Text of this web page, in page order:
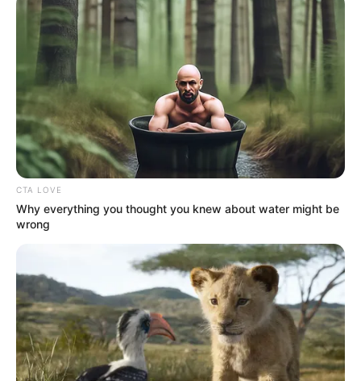
bertambahnya berat badan.
Baca juga:7 Ciri Orang Jenius dan Cerdas, Apakah Kamu
Termasuk?
5. Kurangi garam
(foto: pixabay/kaboompicscom)
CTA LOVE
Why everything you thought you knew about water might be
wrong